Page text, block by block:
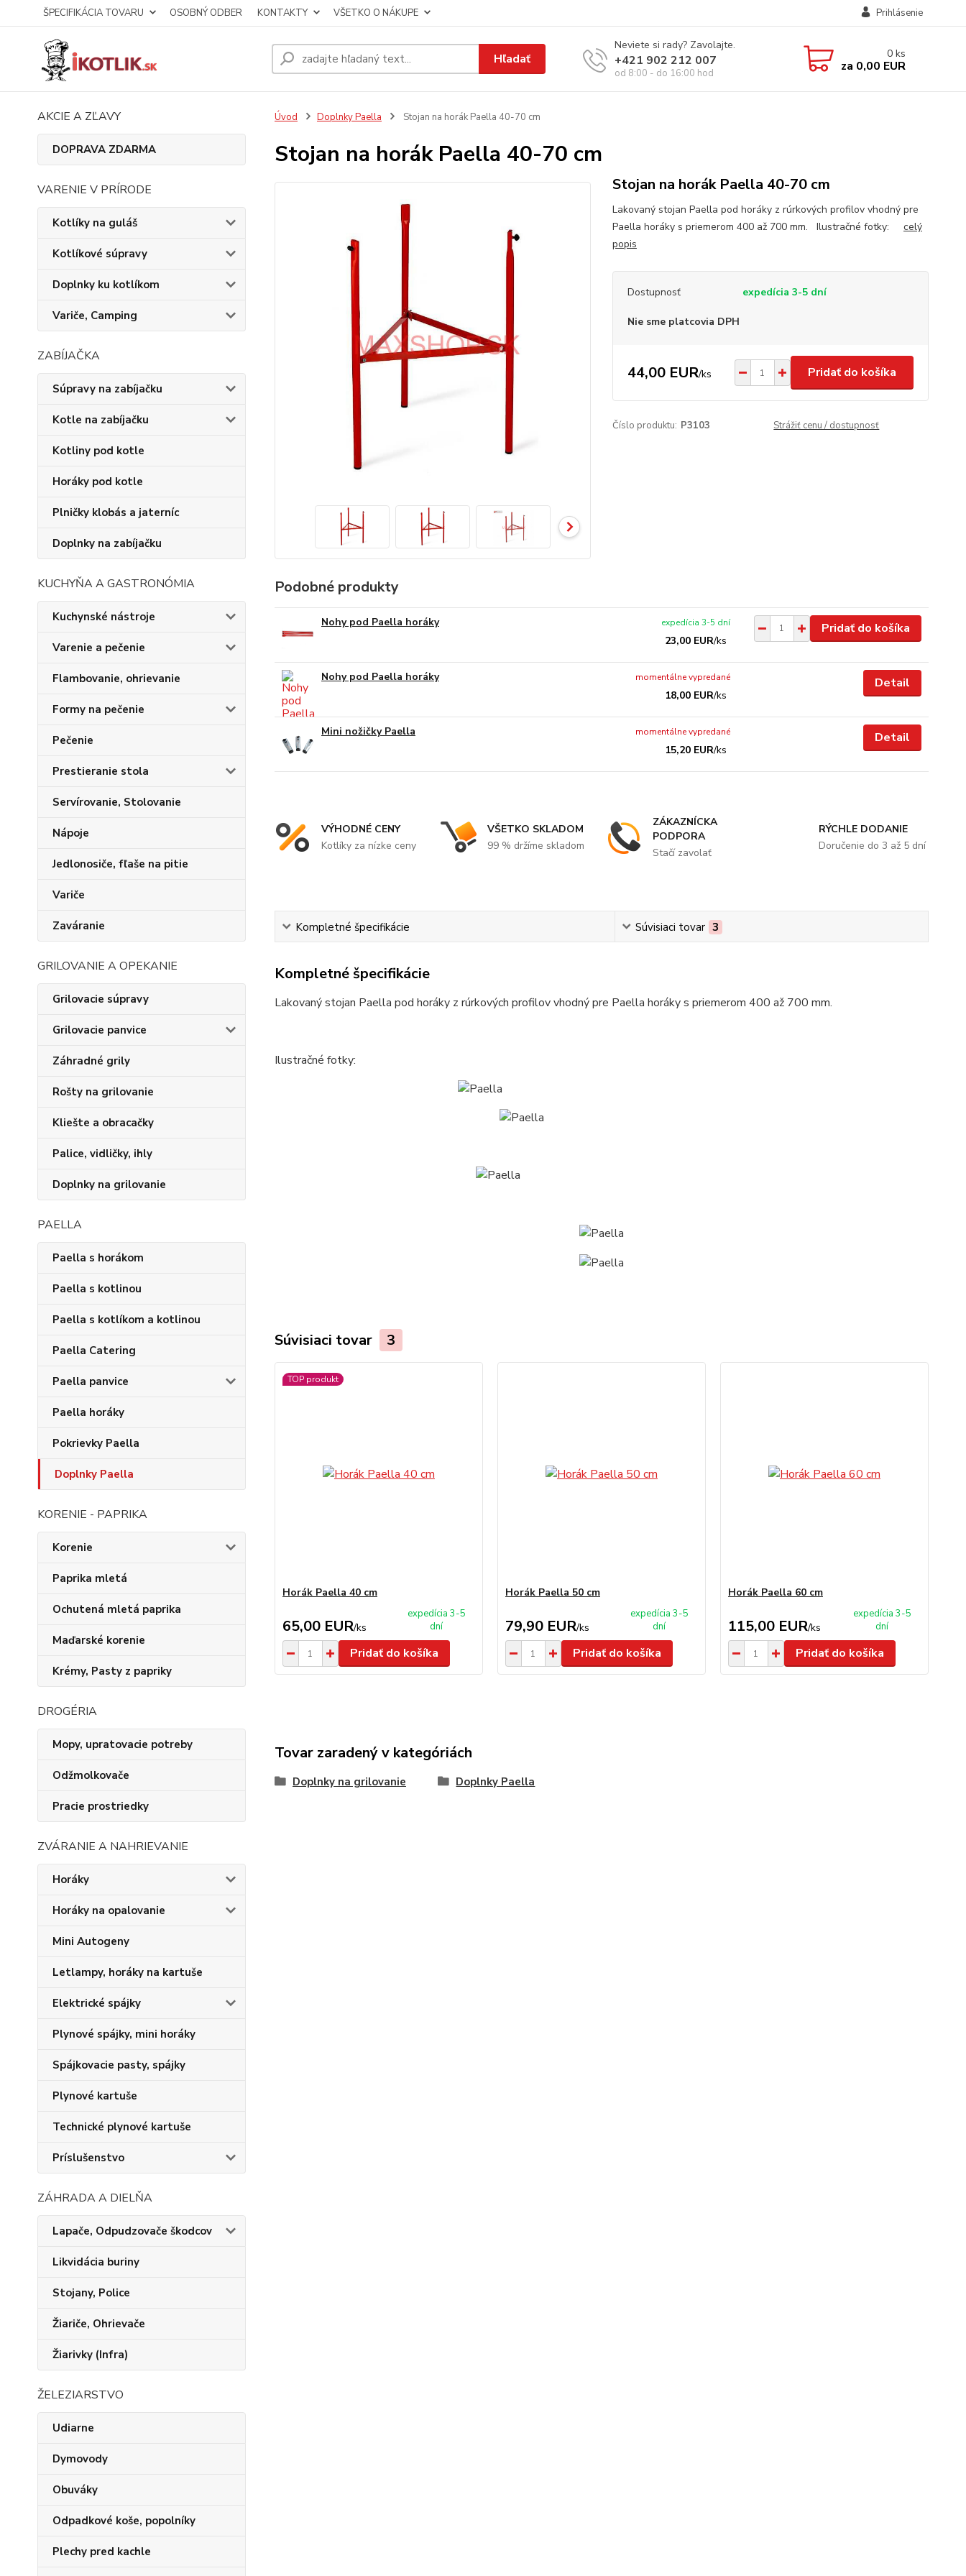
ŠPECIFIKÁCIA TOVARU OSOBNÝ ODBER KONTAKTY VŠETKO O NÁKUPE Prihlásenie
Hľadať
Neviete si rady? Zavolajte.
+421 902 212 007
od 8:00 - do 16:00 hod
0 ks
za 0,00 EUR
AKCIE A ZĽAVY
DOPRAVA ZDARMA
VARENIE V PRÍRODE
Kotlíky na guláš
Kotlíkové súpravy
Doplnky ku kotlíkom
Variče, Camping
ZABÍJAČKA
Súpravy na zabíjačku
Kotle na zabíjačku
Kotliny pod kotle
Horáky pod kotle
Plničky klobás a jaterníc
Doplnky na zabíjačku
KUCHYŇA A GASTRONÓMIA
Kuchynské nástroje
Varenie a pečenie
Flambovanie, ohrievanie
Formy na pečenie
Pečenie
Prestieranie stola
Servírovanie, Stolovanie
Nápoje
Jedlonosiče, fľaše na pitie
Variče
Zaváranie
GRILOVANIE A OPEKANIE
Grilovacie súpravy
Grilovacie panvice
Záhradné grily
Rošty na grilovanie
Kliešte a obracačky
Palice, vidličky, ihly
Doplnky na grilovanie
PAELLA
Paella s horákom
Paella s kotlinou
Paella s kotlíkom a kotlinou
Paella Catering
Paella panvice
Paella horáky
Pokrievky Paella
Doplnky Paella
KORENIE - PAPRIKA
Korenie
Paprika mletá
Ochutená mletá paprika
Maďarské korenie
Krémy, Pasty z papriky
DROGÉRIA
Mopy, upratovacie potreby
Odžmolkovače
Pracie prostriedky
ZVÁRANIE A NAHRIEVANIE
Horáky
Horáky na opalovanie
Mini Autogeny
Letlampy, horáky na kartuše
Elektrické spájky
Plynové spájky, mini horáky
Spájkovacie pasty, spájky
Plynové kartuše
Technické plynové kartuše
Príslušenstvo
ZÁHRADA A DIELŇA
Lapače, Odpudzovače škodcov
Likvidácia buriny
Stojany, Police
Žiariče, Ohrievače
Žiarivky (Infra)
ŽELEZIARSTVO
Udiarne
Dymovody
Obuváky
Odpadkové koše, popolníky
Plechy pred kachle
Úvod Doplnky Paella Stojan na horák Paella 40-70 cm
Stojan na horák Paella 40-70 cm
Stojan na horák Paella 40-70 cm
Lakovaný stojan Paella pod horáky z rúrkových profilov vhodný pre
Paella horáky s priemerom 400 až 700 mm. Ilustračné fotky: celý
popis
Dostupnosť expedícia 3-5 dní
Nie sme platcovia DPH
44,00 EUR/ks Pridať do košíka
Číslo produktu: P3103 Strážiť cenu / dostupnosť
Podobné produkty
Nohy pod Paella horáky
23,00 EUR/ks
expedícia 3-5 dní Pridať do košíka
Nohy pod Paella horáky
18,00 EUR/ks
momentálne vypredané Detail
Mini nožičky Paella
15,20 EUR/ks
momentálne vypredané Detail
VÝHODNÉ CENY
Kotlíky za nízke ceny
VŠETKO SKLADOM
99 % držíme skladom
ZÁKAZNÍCKA
PODPORA
Stačí zavolať
RÝCHLE DODANIE
Doručenie do 3 až 5 dní
Kompletné špecifikácie Súvisiaci tovar 3
Kompletné špecifikácie
Lakovaný stojan Paella pod horáky z rúrkových profilov vhodný pre Paella horáky s priemerom 400 až 700 mm.
Ilustračné fotky:
Súvisiaci tovar 3
TOP produkt
Horák Paella 40 cm
65,00 EUR/ks
expedícia 3-5
dní
Pridať do košíka
Horák Paella 50 cm
79,90 EUR/ks
expedícia 3-5
dní
Pridať do košíka
Horák Paella 60 cm
115,00 EUR/ks
expedícia 3-5
dní
Pridať do košíka
Tovar zaradený v kategóriách
Doplnky na grilovanie Doplnky Paella